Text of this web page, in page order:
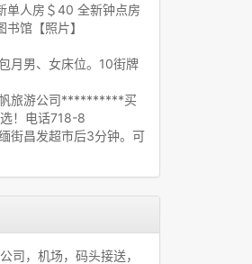
单人房＄40 全新钟点房
馆【照片】
月男、女床位。10街牌
旅游公司**********买
！电话718-8
街昌发超市后3分钟。可
司，机场，码头接送，